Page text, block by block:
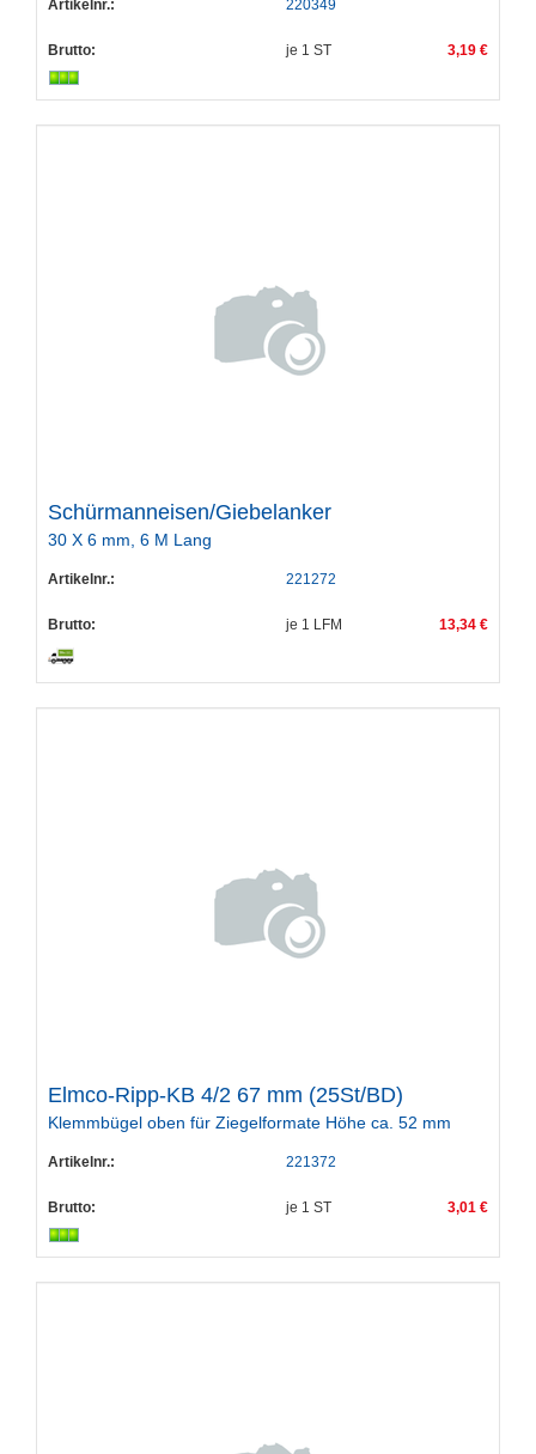
Artikelnr.: 220349
Brutto: je 1 ST 3,19 €
Schürmanneisen/Giebelanker
30 X 6 mm, 6 M Lang
Artikelnr.: 221272
Brutto: je 1 LFM 13,34 €
Elmco-Ripp-KB 4/2 67 mm (25St/BD)
Klemmbügel oben für Ziegelformate Höhe ca. 52 mm
Artikelnr.: 221372
Brutto: je 1 ST 3,01 €